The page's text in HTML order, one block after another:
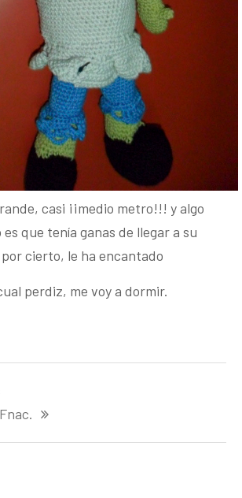
casi ¡¡medio metro!!! y algo
que tenía ganas de llegar a su
cierto, le ha encantado
perdiz, me voy a dormir.